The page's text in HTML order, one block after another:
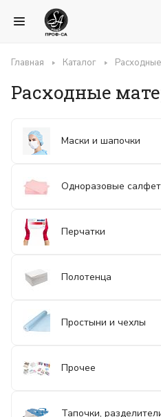
Главная Каталог
Расходные
Маски и шапочки
Одноразовые
Перчатки
Полотенца
Простыни и чехлы
Прочее
Тапочки,